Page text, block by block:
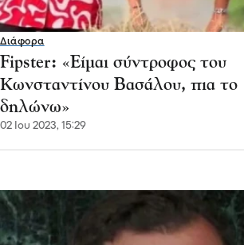
Διάφορα
Fipster: «Είμαι σύντροφος του
Κωνσταντίνου Βασάλου, πια το
δηλώνω»
02 Ιου 2023, 15:29